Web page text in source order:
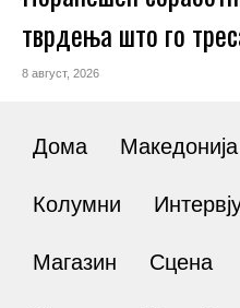
тврдења што го
8 август, 2026
Дома Македонија
Колумни
Магазин Сцена